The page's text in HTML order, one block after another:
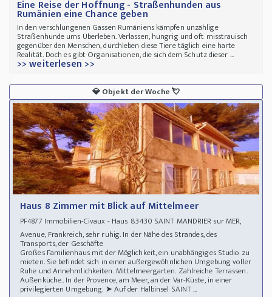
Eine Reise der Hoffnung - Straßenhunden aus
Rumänien eine Chance geben
In den verschlungenen Gassen Rumäniens kämpfen unzählige
Straßenhunde ums Überleben. Verlassen, hungrig und oft misstrauisch
gegenüber den Menschen, durchleben diese Tiere täglich eine harte
Realität. Doch es gibt Organisationen, die sich dem Schutz dieser ...
>> weiterlesen >>
💎Objekt der Woche💘
Haus 8 Zimmer mit Blick auf Mittelmeer
PF4877 Immobilien-Civaux - Haus 83430 SAINT MANDRIER sur MER,
Avenue, Frankreich, sehr ruhig. In der Nähe des Strandes, des
Transports, der Geschäfte
Großes Familienhaus mit der Möglichkeit, ein unabhängiges Studio zu
mieten. Sie befindet sich in einer außergewöhnlichen Umgebung voller
Ruhe und Annehmlichkeiten. Mittelmeergarten. Zahlreiche Terrassen.
Außenküche.. In der Provence, am Meer, an der Var-Küste, in einer
privilegierten Umgebung. ➤ Auf der Halbinsel SAINT ...